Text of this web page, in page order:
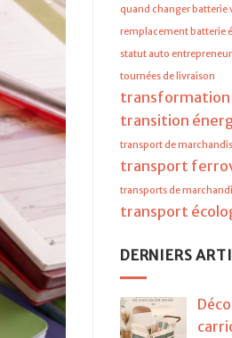
quand changer batterie
remplacement batterie
statut auto entrepreneur
tournées de livraison
transformation
transition
transport de
transport
transports de
transport
DERNIERS